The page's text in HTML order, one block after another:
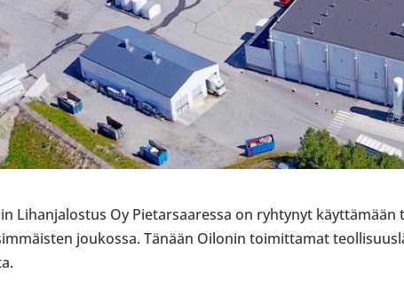
Lihan­ja­los­tus Oy Pie­tar­saa­ressa on ryh­ty­nyt
jou­kossa. Tänään Oilonin toi­mit­ta­mat